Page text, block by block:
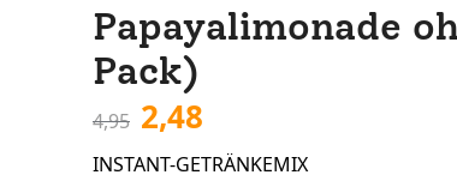
Papayalimonade
Pack)
4,95 2,48
INSTANT-GETRÄNKEMIX